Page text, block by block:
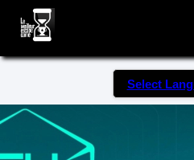
Select